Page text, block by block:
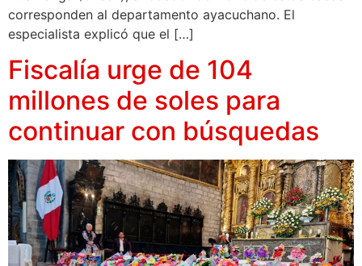
corresponden al departamento ayacuchano. El
especialista explicó que el […]
Fiscalía urge de 104
millones de soles para
continuar con búsquedas